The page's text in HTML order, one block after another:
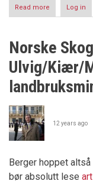
Read more
ARILD
–
Log in
Norske
Ulvig/Kiær/
12 years ago
Berger hoppet
bør absolutt lese